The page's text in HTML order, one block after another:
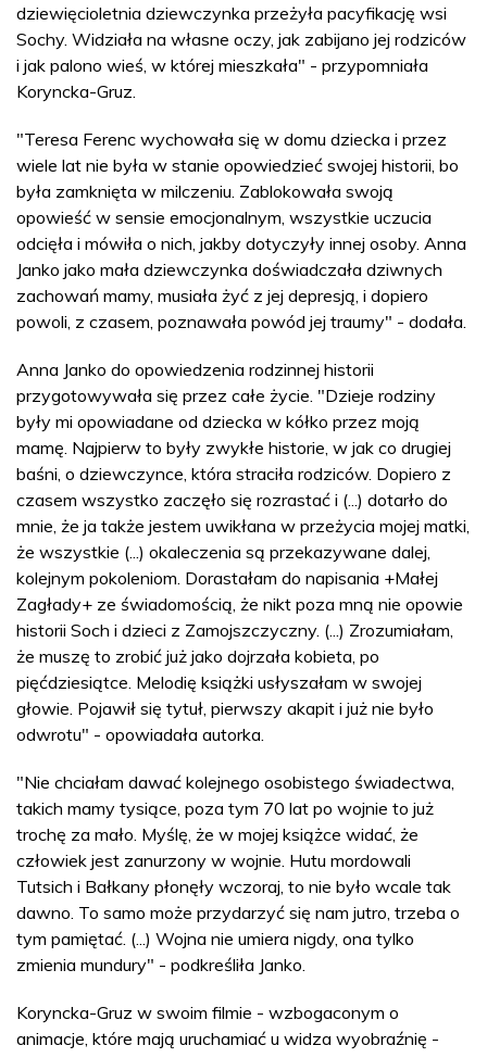
dziewięcioletnia dziewczynka przeżyła pacyfikację wsi
Sochy. Widziała na własne oczy, jak zabijano jej rodziców
i jak palono wieś, w której mieszkała" - przypomniała
Koryncka-Gruz.
"Teresa Ferenc wychowała się w domu dziecka i przez
wiele lat nie była w stanie opowiedzieć swojej historii, bo
była zamknięta w milczeniu. Zablokowała swoją
opowieść w sensie emocjonalnym, wszystkie uczucia
odcięła i mówiła o nich, jakby dotyczyły innej osoby. Anna
Janko jako mała dziewczynka doświadczała dziwnych
zachowań mamy, musiała żyć z jej depresją, i dopiero
powoli, z czasem, poznawała powód jej traumy" - dodała.
Anna Janko do opowiedzenia rodzinnej historii
przygotowywała się przez całe życie. "Dzieje rodziny
były mi opowiadane od dziecka w kółko przez moją
mamę. Najpierw to były zwykłe historie, w jak co drugiej
baśni, o dziewczynce, która straciła rodziców. Dopiero z
czasem wszystko zaczęło się rozrastać i (...) dotarło do
mnie, że ja także jestem uwikłana w przeżycia mojej matki,
że wszystkie (...) okaleczenia są przekazywane dalej,
kolejnym pokoleniom. Dorastałam do napisania +Małej
Zagłady+ ze świadomością, że nikt poza mną nie opowie
historii Soch i dzieci z Zamojszczyczny. (...) Zrozumiałam,
że muszę to zrobić już jako dojrzała kobieta, po
pięćdziesiątce. Melodię książki usłyszałam w swojej
głowie. Pojawił się tytuł, pierwszy akapit i już nie było
odwrotu" - opowiadała autorka.
"Nie chciałam dawać kolejnego osobistego świadectwa,
takich mamy tysiące, poza tym 70 lat po wojnie to już
trochę za mało. Myślę, że w mojej książce widać, że
człowiek jest zanurzony w wojnie. Hutu mordowali
Tutsich i Bałkany płonęły wczoraj, to nie było wcale tak
dawno. To samo może przydarzyć się nam jutro, trzeba o
tym pamiętać. (...) Wojna nie umiera nigdy, ona tylko
zmienia mundury" - podkreśliła Janko.
Koryncka-Gruz w swoim filmie - wzbogaconym o
animacje, które mają uruchamiać u widza wyobraźnię -